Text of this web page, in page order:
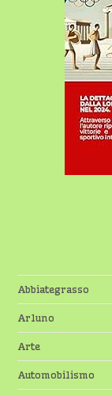
Abbiategrasso
Arluno
Arte
Automobilismo